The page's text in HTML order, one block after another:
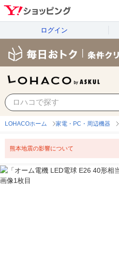
ログイン
LOHACOホーム 家電・PC・周辺機器
熊本地震の影響について